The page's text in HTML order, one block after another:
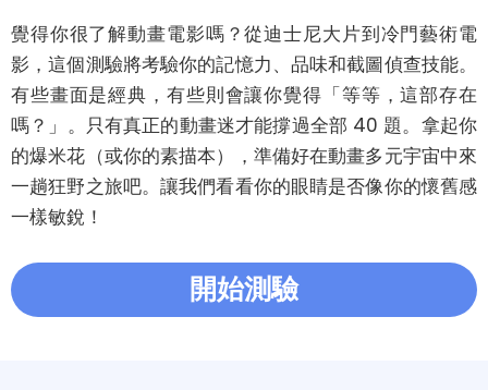
覺得你很了解動畫電影嗎？從迪士尼大片到冷門藝術電
影，這個測驗將考驗你的記憶力、品味和截圖偵查技能。
有些畫面是經典，有些則會讓你覺得「等等，這部存在
嗎？」。只有真正的動畫迷才能撐過全部 40 題。拿起你
的爆米花（或你的素描本），準備好在動畫多元宇宙中來
一趟狂野之旅吧。讓我們看看你的眼睛是否像你的懷舊感
一樣敏銳！
開始測驗